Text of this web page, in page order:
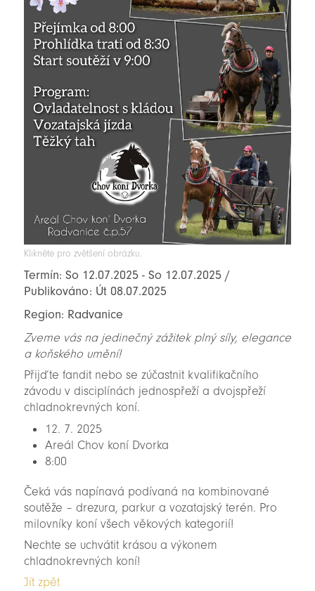
Klikněte pro zvětšení obrázku.
Termín: So 12.07.2025 - So 12.07.2025 /
Publikováno: Út 08.07.2025
Region: Radvanice
Zveme vás na jedinečný zážitek plný síly, elegance
a koňského umění!
Přijďte fandit nebo se zúčastnit kvalifikačního
závodu v disciplínách jednospřeží a dvojspřeží
chladnokrevných koní.
12. 7. 2025
Areál Chov koní Dvorka
8:00
Čeká vás napínavá podívaná na kombinované
soutěže – drezura, parkur a vozatajský terén. Pro
milovníky koní všech věkových kategorií!
Nechte se uchvátit krásou a výkonem
chladnokrevných koní!
Jít zpět